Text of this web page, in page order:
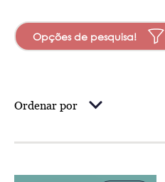
Opções de pesquisa!
Ordenar por